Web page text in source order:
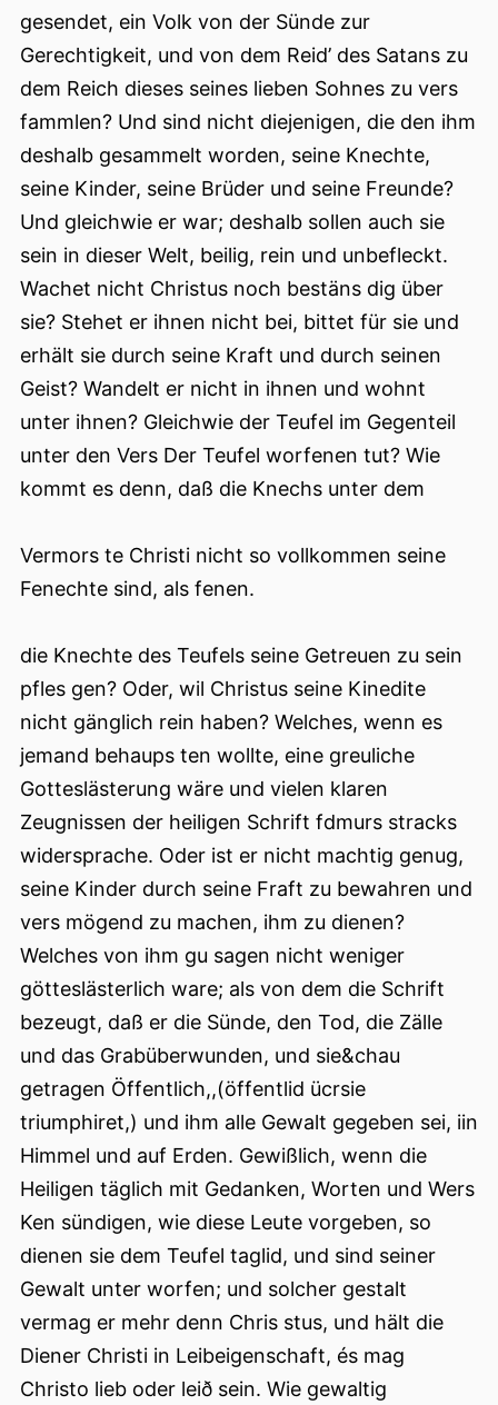
gesendet, ein Volk von der Sünde zur
Gerechtigkeit, und von dem Reid’ des Satans zu
dem Reich dieses seines lieben Sohnes zu vers
fammlen? Und sind nicht diejenigen, die den ihm
deshalb gesammelt worden, seine Knechte,
seine Kinder, seine Brüder und seine Freunde?
Und gleichwie er war; deshalb sollen auch sie
sein in dieser Welt, beilig, rein und unbefleckt.
Wachet nicht Christus noch bestäns dig über
sie? Stehet er ihnen nicht bei, bittet für sie und
erhält sie durch seine Kraft und durch seinen
Geist? Wandelt er nicht in ihnen und wohnt
unter ihnen? Gleichwie der Teufel im Gegenteil
unter den Vers Der Teufel worfenen tut? Wie
kommt es denn, daß die Knechs unter dem
Vermors te Christi nicht so vollkommen seine
Fenechte sind, als fenen.
die Knechte des Teufels seine Getreuen zu sein
pfles gen? Oder, wil Christus seine Kinedite
nicht gänglich rein haben? Welches, wenn es
jemand behaups ten wollte, eine greuliche
Gotteslästerung wäre und vielen klaren
Zeugnissen der heiligen Schrift fdmurs stracks
widersprache. Oder ist er nicht machtig genug,
seine Kinder durch seine Fraft zu bewahren und
vers mögend zu machen, ihm zu dienen?
Welches von ihm gu sagen nicht weniger
götteslästerlich ware; als von dem die Schrift
bezeugt, daß er die Sünde, den Tod, die Zälle
und das Grabüberwunden, und sie&chau
getragen Öffentlich,,(öffentlid ücrsie
triumphiret,) und ihm alle Gewalt gegeben sei, iin
Himmel und auf Erden. Gewißlich, wenn die
Heiligen täglich mit Gedanken, Worten und Wers
Ken sündigen, wie diese Leute vorgeben, so
dienen sie dem Teufel taglid, und sind seiner
Gewalt unter worfen; und solcher gestalt
vermag er mehr denn Chris stus, und hält die
Diener Christi in Leibeigenschaft, és mag
Christo lieb oder leið sein. Wie gewaltig